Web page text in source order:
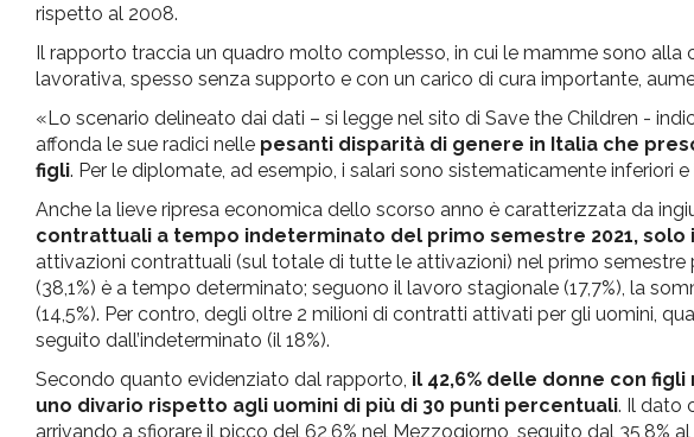
rispetto al 2008.
Il rapporto traccia un quadro molto complesso, in cui le mamme sono alla
lavorativa, spesso senza supporto e con un carico di cura importante,
«Lo scenario delineato dai dati – si legge nel sito di Save the Children -
affonda le sue radici nelle pesanti disparità di genere in Italia che
figli. Per le diplomate, ad esempio, i salari sono sistematicamente inferiori
Anche la lieve ripresa economica dello scorso anno è caratterizzata da
contrattuali a tempo indeterminato del primo semestre 2021, solo
attivazioni contrattuali (sul totale di tutte le attivazioni) nel primo semestre
(38,1%) è a tempo determinato; seguono il lavoro stagionale (17,7%), la
(14,5%). Per contro, degli oltre 2 milioni di contratti attivati per gli uomini,
seguito dall’indeterminato (il 18%).
Secondo quanto evidenziato dal rapporto, il 42,6% delle donne con
uno divario rispetto agli uomini di più di 30 punti percentuali. Il dato
arrivando a sfiorare il picco del 62,6% nel Mezzogiorno, seguito dal 35,8%